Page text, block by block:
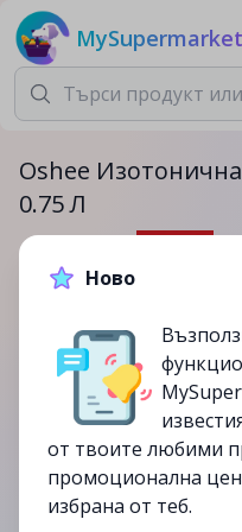
MySupermarket
Oshee
0.75 Л
2.19лв.2.79лв.
-22%
изтекла
Ново
от твоите любими
промоционална
избрана от теб.